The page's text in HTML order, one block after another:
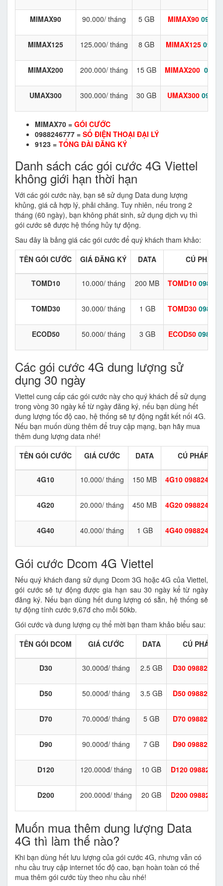
MIMAX90 90.000/ tháng 5 GB MIMAX90
MIMAX125 125.000/ tháng 8 GB MIMAX125
MIMAX200 200.000/ tháng 15 GB MIMAX200
UMAX300 300.000/ tháng 30 GB UMAX300
MIMAX70 = GÓI CƯỚC
0988246777 = SỐ ĐIỆN THOẠI ĐẠI LÝ
9123 = TỔNG ĐÀI ĐĂNG KÝ
Danh sách các gói cước 4G Viettel
không giới hạn thời hạn
Với các gói cước này, bạn sẽ sử dụng Data dung lượng
khủng, giá cả hợp lý, phải chăng. Tuy nhiên, nếu trong 2
tháng (60 ngày), bạn không phát sinh, sử dụng dịch vụ thì
gói cước sẽ được hệ thống hủy tự động.
Sau đây là bảng giá các gói cước để quý khách tham khảo:
TÊN GÓI CƯỚC
GIÁ ĐĂNG KÝ DATA CÚ PHÁP
TOMD10 10.000/ tháng 200 MB TOMD10
TOMD30 30.000/ tháng 1 GB TOMD30
ECOD50 50.000/ tháng 3 GB ECOD50
Các gói cước 4G dung lượng sử
dụng 30 ngày
Viettel cung cấp các gói cước này cho quý khách để sử dụng
trong vòng 30 ngày kể từ ngày đăng ký, nếu bạn dùng hết
dung lượng tốc độ cao, hệ thống sẽ tự động ngắt kết nối 4G.
Nếu bạn muốn dùng thêm để truy cập mạng, bạn hãy mua
thêm dung lượng data nhé!
TÊN GÓI CƯỚC
GIÁ CƯỚC DATA CÚ PHÁP
4G10 10.000/ tháng 150 MB 4G10
4G20 20.000/ tháng 450 MB 4G20
4G40 40.000/ tháng 1 GB 4G40
Gói cước Dcom 4G Viettel
Nếu quý khách đang sử dụng Dcom 3G hoặc 4G của Viettel,
gói cước sẽ tự động được gia hạn sau 30 ngày kể từ ngày
đăng ký. Nếu bạn dùng hết dung lượng có sẵn, hệ thống sẽ
tự động tính cước 9,67đ cho mỗi 50kb.
Gói cước và dung lượng cụ thể mời bạn tham khảo biểu sau:
TÊN GÓI DCOM
GIÁ CƯỚC DATA CÚ PHÁP
D30 30.000đ/ tháng 2.5 GB D30
D50 50.000đ/ tháng 3.5 GB D50
D70 70.000đ/ tháng 5 GB D70
D90 90.000đ/ tháng 7 GB D90
D120 120.000đ/ tháng 10 GB D120
D200 200.000đ/ tháng 20 GB D200
Muốn mua thêm dung lượng Data
4G thì làm thế nào?
Khi bạn dùng hết lưu lượng của gói cước 4G, nhưng vẫn có
nhu cầu truy cập internet tốc độ cao, bạn hoàn toàn có thể
mua thêm gói cước tùy theo nhu cầu nhé!